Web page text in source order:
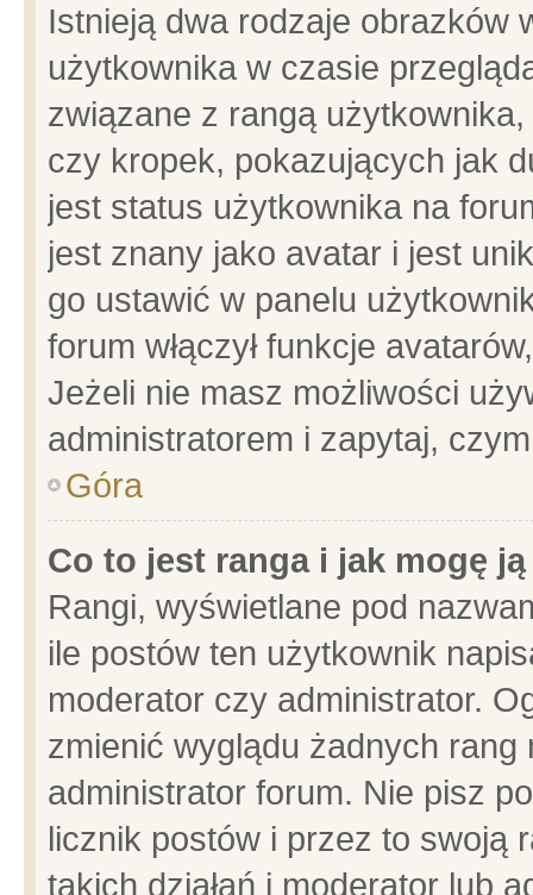
Istnieją dwa rodzaje obrazków
użytkownika w czasie
związane z rangą
czy kropek, pokazujących jak
jest status użytkownika na
jest znany jako avatar i jest
go ustawić w panelu
forum włączył funkcje
Jeżeli nie masz możliwości
administratorem i zapytaj,
Góra
Co to jest ranga i jak mogę
Rangi, wyświetlane pod
ile postów ten użytkownik
moderator czy administrator.
zmienić wyglądu żadnych
administrator forum. Nie pisz
licznik postów i przez to swoją
takich działań i moderator lub